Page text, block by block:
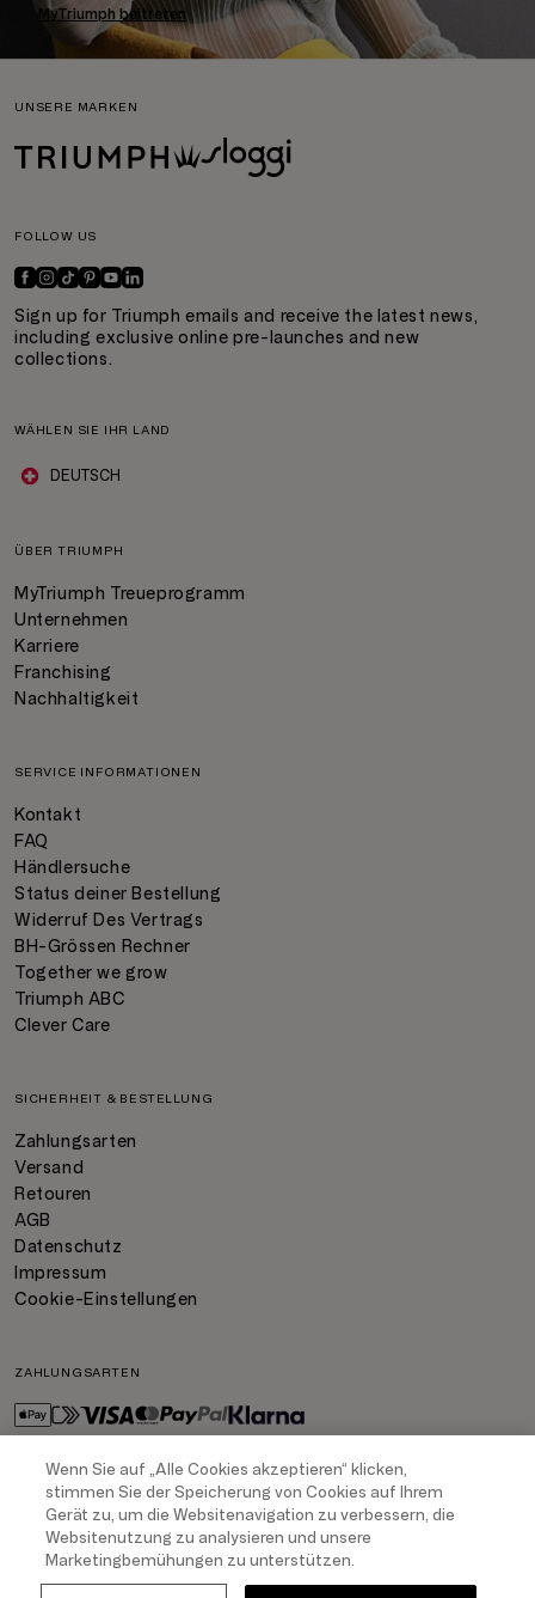
MyTriumph beitreten
UNSERE MARKEN
FOLLOW US
Sign up for Triumph emails and receive the latest news,
including exclusive online pre-launches and new
collections.
WÄHLEN SIE IHR LAND
DEUTSCH
ÜBER TRIUMPH
MyTriumph Treueprogramm
Unternehmen
Karriere
Franchising
Nachhaltigkeit
SERVICE INFORMATIONEN
Kontakt
FAQ
Händlersuche
Status deiner Bestellung
Widerruf Des Vertrags
BH-Grössen Rechner
Together we grow
Triumph ABC
Clever Care
SICHERHEIT & BESTELLUNG
Zahlungsarten
Versand
Retouren
AGB
Datenschutz
Impressum
Cookie-Einstellungen
ZAHLUNGSARTEN
VERSAND
Wenn Sie auf „Alle Cookies akzeptieren“ klicken,
stimmen Sie der Speicherung von Cookies auf Ihrem
Gerät zu, um die Websitenavigation zu verbessern, die
Websitenutzung zu analysieren und unsere
Marketingbemühungen zu unterstützen.